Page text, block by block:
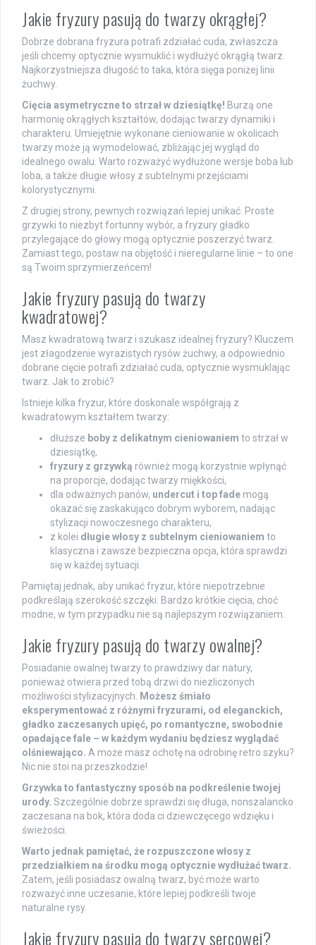
Jakie fryzury pasują do twarzy okrągłej?
Dobrze dobrana fryzura potrafi zdziałać cuda, zwłaszcza
jeśli chcemy optycznie wysmuklić i wydłużyć okrągłą twarz.
Najkorzystniejsza długość to taka, która sięga poniżej linii
żuchwy.
Cięcia asymetryczne to strzał w dziesiątkę! Burzą one
harmonię okrągłych kształtów, dodając twarzy dynamiki i
charakteru. Umiejętnie wykonane cieniowanie w okolicach
twarzy może ją wymodelować, zbliżając jej wygląd do
idealnego owalu. Warto rozważyć wydłużone wersje boba lub
loba, a także długie włosy z subtelnymi przejściami
kolorystycznymi.
Z drugiej strony, pewnych rozwiązań lepiej unikać. Proste
grzywki to niezbyt fortunny wybór, a fryzury gładko
przylegające do głowy mogą optycznie poszerzyć twarz.
Zamiast tego, postaw na objętość i nieregularne linie – to one
są Twoim sprzymierzeńcem!
Jakie fryzury pasują do twarzy
kwadratowej?
Masz kwadratową twarz i szukasz idealnej fryzury? Kluczem
jest złagodzenie wyrazistych rysów żuchwy, a odpowiednio
dobrane cięcie potrafi zdziałać cuda, optycznie wysmuklając
twarz. Jak to zrobić?
Istnieje kilka fryzur, które doskonale współgrają z
kwadratowym kształtem twarzy:
dłuższe boby z delikatnym cieniowaniem to strzał w
dziesiątkę,
fryzury z grzywką również mogą korzystnie wpłynąć
na proporcje, dodając twarzy miękkości,
dla odważnych panów, undercut i top fade mogą
okazać się zaskakująco dobrym wyborem, nadając
stylizacji nowoczesnego charakteru,
z kolei długie włosy z subtelnym cieniowaniem to
klasyczna i zawsze bezpieczna opcja, która sprawdzi
się w każdej sytuacji.
Pamiętaj jednak, aby unikać fryzur, które niepotrzebnie
podkreślają szerokość szczęki. Bardzo krótkie cięcia, choć
modne, w tym przypadku nie są najlepszym rozwiązaniem.
Jakie fryzury pasują do twarzy owalnej?
Posiadanie owalnej twarzy to prawdziwy dar natury,
ponieważ otwiera przed tobą drzwi do niezliczonych
możliwości stylizacyjnych.
Możesz śmiało
eksperymentować z różnymi fryzurami, od eleganckich,
gładko zaczesanych upięć, po romantyczne, swobodnie
opadające fale – w każdym wydaniu będziesz wyglądać
olśniewająco. A może masz ochotę na odrobinę retro szyku?
Nic nie stoi na przeszkodzie!
Grzywka to fantastyczny sposób na podkreślenie twojej
urody. Szczególnie dobrze sprawdzi się długa, nonszalancko
zaczesana na bok, która doda ci dziewczęcego wdzięku i
świeżości.
Warto jednak pamiętać, że rozpuszczone włosy z
przedziałkiem na środku mogą optycznie wydłużać twarz.
Zatem, jeśli posiadasz owalną twarz, być może warto
rozważyć inne uczesanie, które lepiej podkreśli twoje
naturalne rysy.
Jakie fryzury pasują do twarzy sercowej?